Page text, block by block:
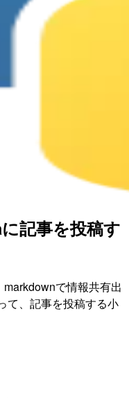
記事を投稿す
で情報共有出
て、記事を投稿する小